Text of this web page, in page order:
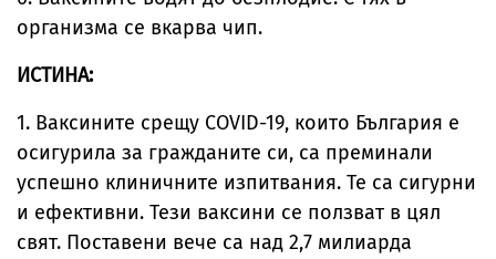
организма се вкарва чип.
ИСТИНА:
1. Ваксините срещу COVID-19, които България е
осигурила за гражданите си, са преминали
успешно клиничните изпитвания. Те са сигурни
и ефективни. Тези ваксини се ползват в цял
свят. Поставени вече са над 2,7 милиарда